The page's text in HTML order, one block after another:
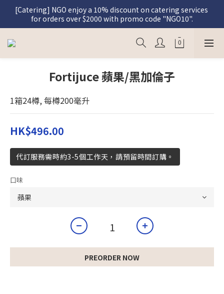
[Graceful Meal] Register as a member and enjoy a 5%
discount on Graceful Meal purchases.
[Catering] NGO enjoy a 10% discount on catering services
for orders over $2000 with promo code "NGO10".
[Graceful Meal] Register as a member and enjoy a 5%
discount on Graceful Meal purchases.
Fortijuce 蘋果/黑加倫子
1箱24樽, 每樽200毫升
HK$496.00
代訂服務需時約3-5個工作天，請預留時間訂購。
口味
PREORDER NOW